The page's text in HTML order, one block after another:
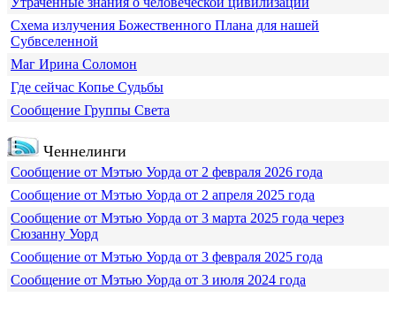
Схема излучения Божественного Плана для нашей
Субвселенной
Маг Ирина Соломон
Где сейчас Копье Судьбы
Сообщение Группы Света
Ченнелинги
Сообщение от Мэтью Уорда от 2 февраля 2026 года
Сообщение от Мэтью Уорда от 2 апреля 2025 года
Сообщение от Мэтью Уорда от 3 марта 2025 года через
Сюзанну Уорд
Сообщение от Мэтью Уорда от 3 февраля 2025 года
Сообщение от Мэтью Уорда от 3 июля 2024 года